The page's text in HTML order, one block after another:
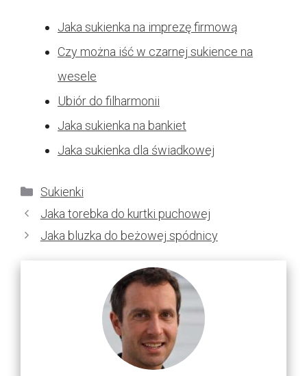
Jaka sukienka na imprezę firmową
Czy można iść w czarnej sukience na
wesele
Ubiór do filharmonii
Jaka sukienka na bankiet
Jaka sukienka dla świadkowej
Kategorie
Sukienki
Jaka torebka do kurtki puchowej
Jaka bluzka do beżowej spódnicy